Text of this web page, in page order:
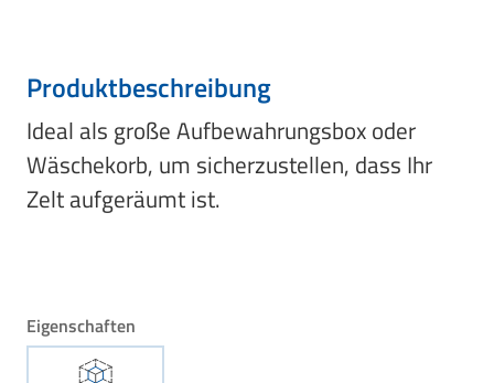
Produktbeschreibung
Ideal als große Aufbewahrungsbox oder
Wäschekorb, um sicherzustellen, dass Ihr
Zelt aufgeräumt ist.
Eigenschaften